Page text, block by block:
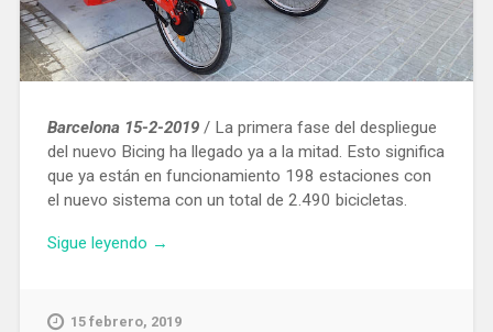
Barcelona 15-2-2019/ La primera fase del despliegue
del nuevo Bicing ha llegado ya a la mitad. Esto significa
que ya están en funcionamiento 198 estaciones con
el nuevo sistema con un total de 2.490 bicicletas.
Sigue leyendo «El
llega
→
15 febrero, 2019